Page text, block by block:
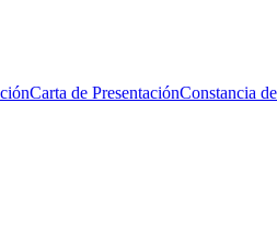
Carta de PresentaciónConstancia